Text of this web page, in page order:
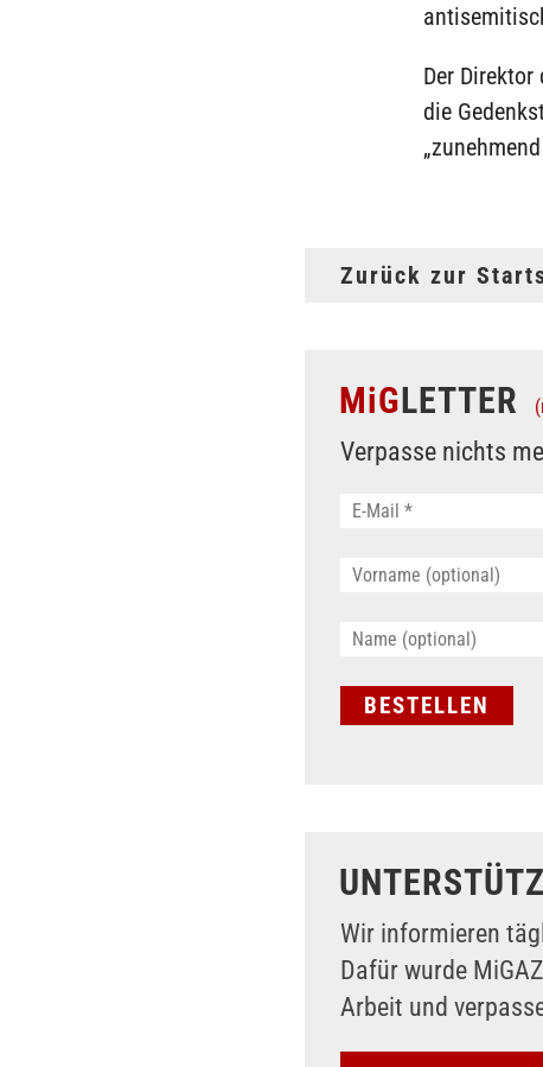
Der
die
Zurück zur
MiGLETTER
Verpasse nichts
Wir informieren
Dafür wurde
Arbeit und